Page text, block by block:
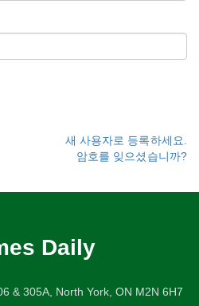
새 사용자로 등록하세요.
암호를 잊으셨습니까?
Daily
& 305A, North York, ON M2N 6H7